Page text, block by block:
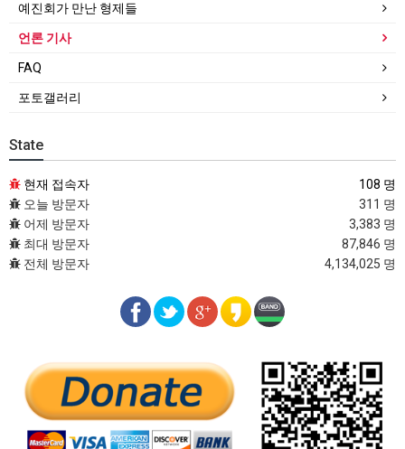
예진회가 만난 형제들
언론 기사
FAQ
포토갤러리
State
현재 접속자
108 명
오늘 방문자
311 명
어제 방문자
3,383 명
최대 방문자
87,846 명
전체 방문자
4,134,025 명